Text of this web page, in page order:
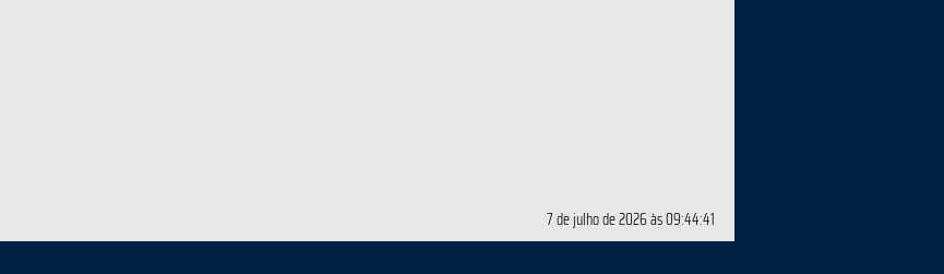
7 de julho de 2026 às 09:44:41